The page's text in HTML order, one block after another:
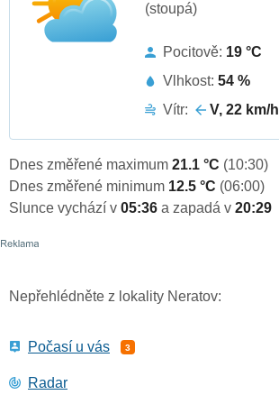
(stoupá)
Pocitově: 19 °C
Vlhkost: 54 %
Vítr:
V, 22 km/h
Dnes změřené maximum 21.1 °C (10:30)
Dnes změřené minimum 12.5 °C (06:00)
Slunce vychází v 05:36 a zapadá v 20:29
Nepřehlédněte z lokality Neratov:
Počasí u vás 3
Radar